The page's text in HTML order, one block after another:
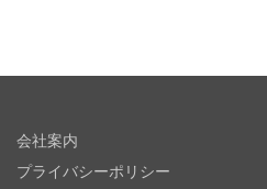
会社案内
プライバシーポリシー